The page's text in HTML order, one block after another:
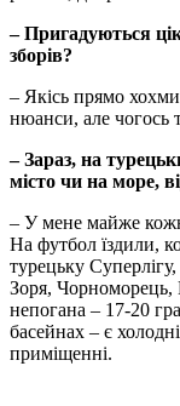
– Пригадуються
зборів?
– Якісь прямо
нюанси, але чогось
– Зараз, на
місто чи на море,
– У мене майже
На футбол їздили,
турецьку
Зоря,
непогана – 17-20
басейнах – є
приміщенні.